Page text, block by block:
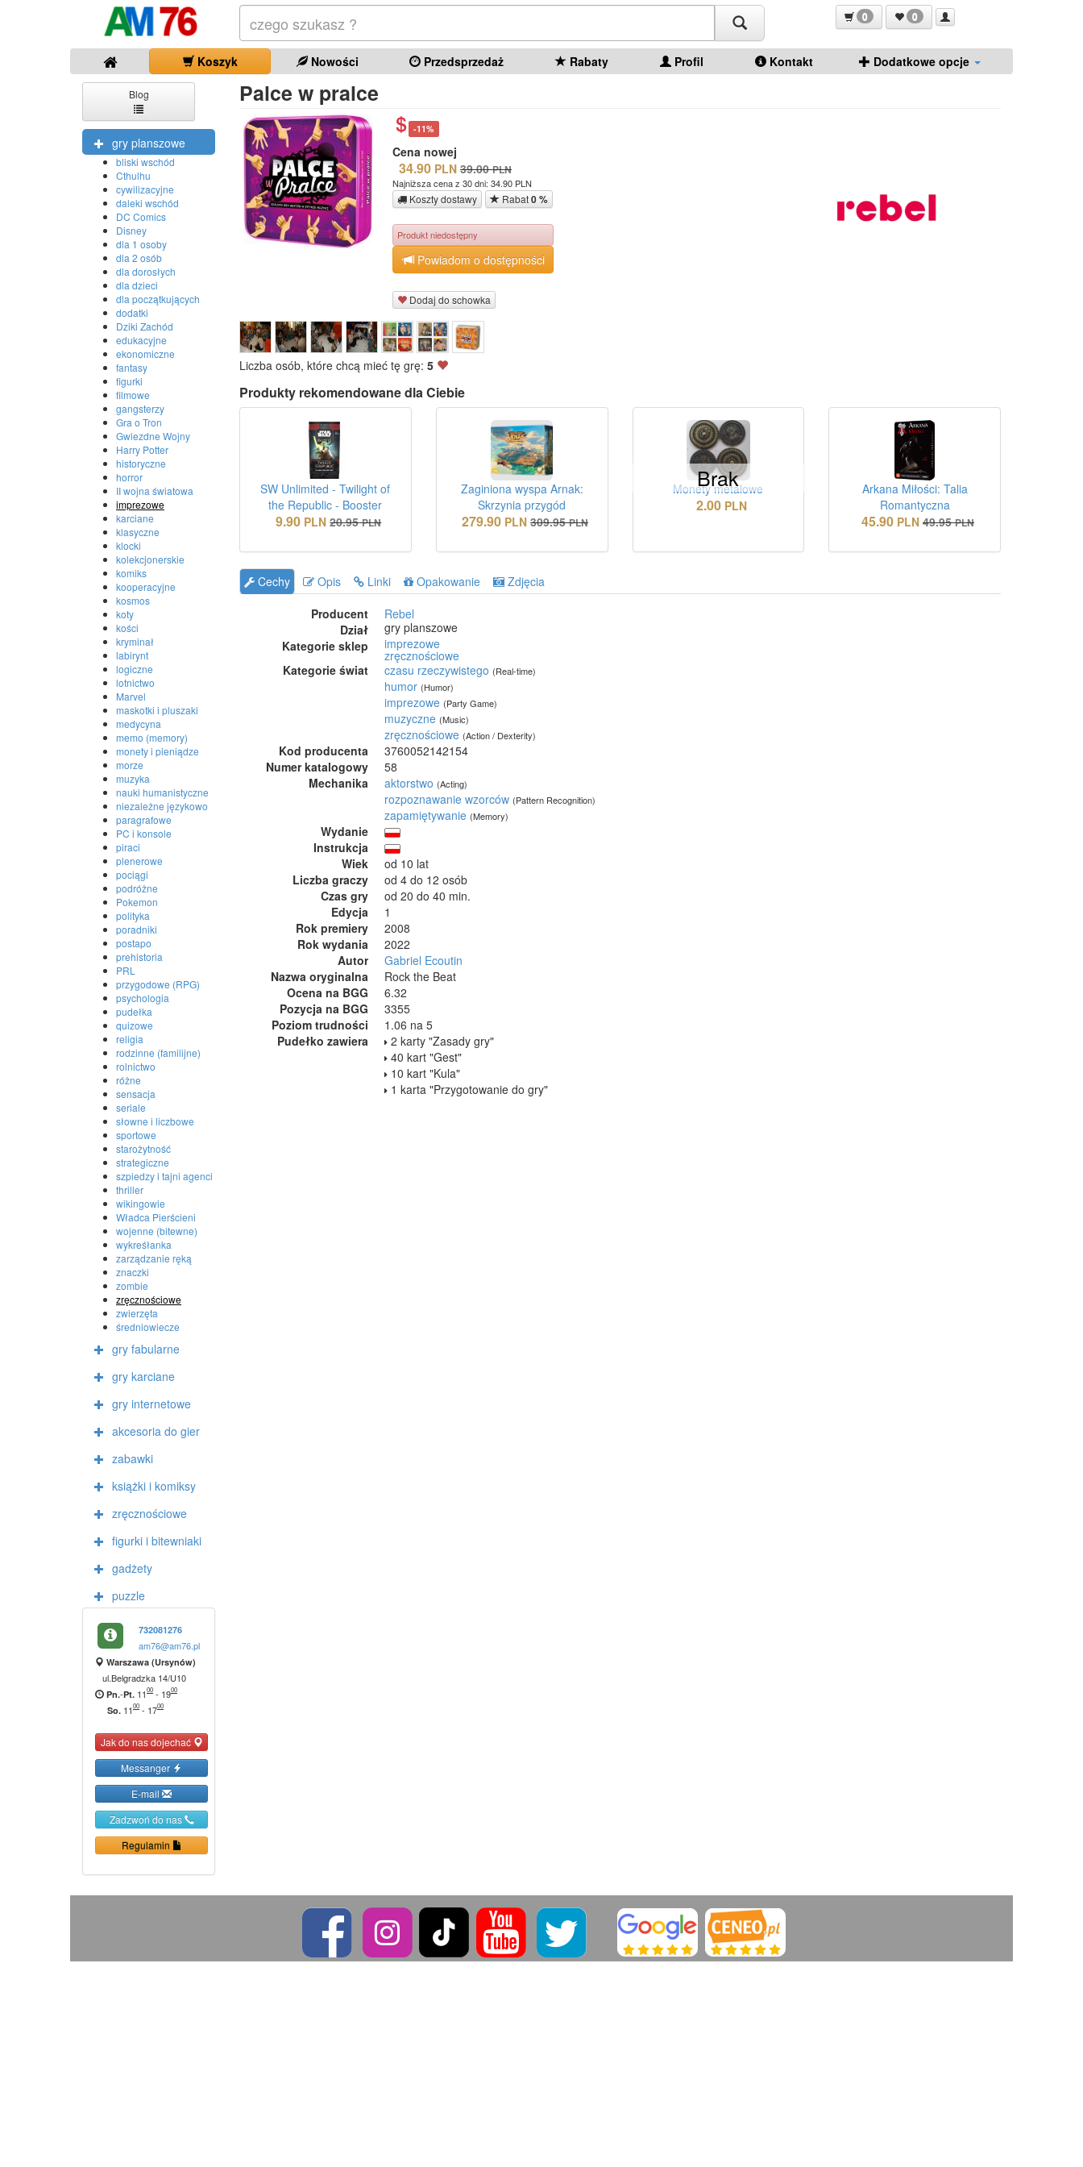
0 0
Koszyk Nowości Przedsprzedaż Rabaty Profil Kontakt Dodatkowe opcje
Blog
gry planszowe
bliski wschód
Cthulhu
cywilizacyjne
daleki wschód
DC Comics
Disney
dla 1 osoby
dla 2 osób
dla dorosłych
dla dzieci
dla początkujących
dodatki
Dziki Zachód
edukacyjne
ekonomiczne
fantasy
figurki
filmowe
gangsterzy
Gra o Tron
Gwiezdne Wojny
Harry Potter
historyczne
horror
II wojna światowa
imprezowe
karciane
klasyczne
klocki
kolekcjonerskie
komiks
kooperacyjne
kosmos
koty
kości
kryminał
labirynt
logiczne
lotnictwo
Marvel
maskotki i pluszaki
medycyna
memo (memory)
monety i pieniądze
morze
muzyka
nauki humanistyczne
niezależne językowo
paragrafowe
PC i konsole
piraci
plenerowe
pociągi
podróżne
Pokemon
polityka
poradniki
postapo
prehistoria
PRL
przygodowe (RPG)
psychologia
pudełka
quizowe
religia
rodzinne (familijne)
rolnictwo
różne
sensacja
seriale
słowne i liczbowe
sportowe
starożytność
strategiczne
szpiedzy i tajni agenci
thriller
wikingowie
Władca Pierścieni
wojenne (bitewne)
wykreśłanka
zarządzanie ręką
znaczki
zombie
zręcznościowe
zwierzęta
średniowiecze
gry fabularne
gry karciane
gry internetowe
akcesoria do gier
zabawki
książki i komiksy
zręcznościowe
figurki i bitewniaki
gadżety
puzzle
732081276
am76@am76.pl
Warszawa (Ursynów)
ul.Belgradzka 14/U10
Pn.-Pt. 1100 - 1900
So. 1100 - 1700
Jak do nas dojechać
Messanger
E-mail
Zadzwoń do nas
Regulamin
Palce w pralce
-11%
Cena nowej
34.90 PLN 39.00 PLN
Najniższa cena z 30 dni: 34.90 PLN
Koszty dostawy Rabat0 %
Produkt niedostępny
Powiadom o dostępności
Dodaj do schowka
Liczba osób, które chcą mieć tę grę: 5
Produkty rekomendowane dla Ciebie
SW Unlimited - Twilight of
the Republic - Booster
9.90 PLN 20.95 PLN
Zaginiona wyspa Arnak:
Skrzynia przygód
279.90 PLN 309.95 PLN
Brak
Monety metalowe
2.00 PLN
Arkana Miłości: Talia
Romantyczna
45.90 PLN 49.95 PLN
Cechy Opis Linki Opakowanie
Zdjęcia
Producent
Rebel
Dział
gry planszowe
Kategorie sklep
imprezowe
zręcznościowe
Kategorie świat
czasu rzeczywistego (Real-time)
humor (Humor)
imprezowe (Party Game)
muzyczne (Music)
zręcznościowe (Action / Dexterity)
Kod producenta
3760052142154
Numer katalogowy
58
Mechanika
aktorstwo (Acting)
rozpoznawanie wzorców (Pattern Recognition)
zapamiętywanie (Memory)
Wydanie
Instrukcja
Wiek
od 10 lat
Liczba graczy
od 4 do 12 osób
Czas gry
od 20 do 40 min.
Edycja
1
Rok premiery
2008
Rok wydania
2022
Autor
Gabriel Ecoutin
Nazwa oryginalna
Rock the Beat
Ocena na BGG
6.32
Pozycja na BGG
3355
Poziom trudności
1.06 na 5
Pudełko zawiera
2 karty "Zasady gry"
40 kart "Gest"
10 kart "Kula"
1 karta "Przygotowanie do gry"